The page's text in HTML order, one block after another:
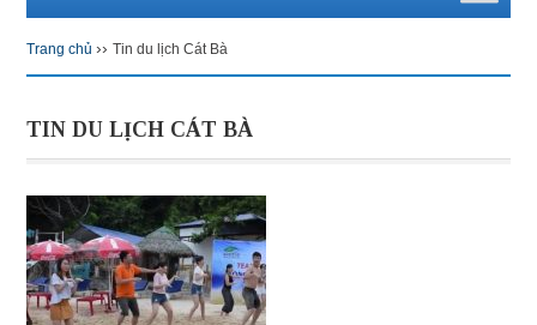
Trang chủ ››Tin du lịch Cát Bà
TIN DU LỊCH CÁT BÀ